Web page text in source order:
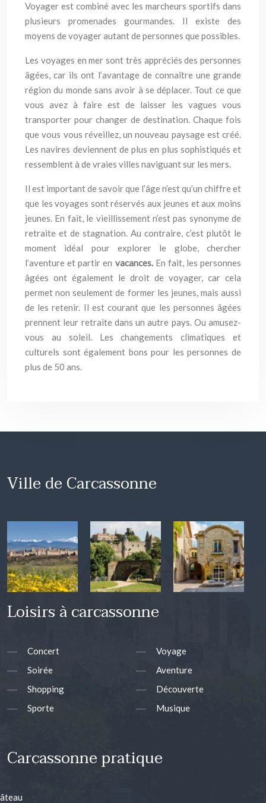
Voyager est combiné avec les marcheurs sportifs dans
plusieurs promenades gourmandes. Il existe des
moyens de voyager autant de personnes que possibles.
Les voyages en mer sont très appréciés des personnes
âgées, car ils ont l’avantage de connaître une grande
région du monde sans avoir à se déplacer. Tout ce que
vous avez à faire est de laisser les vagues vous
transporter pour changer de destination. Chaque fois
que vous vous réveillez, un nouveau paysage est créé.
Les navires deviennent de plus en plus sophistiqués et
ressemblent à de vraies villes naviguant sur les mers.
Il est important de savoir que l’âge n’est qu’un chiffre et
que les voyages sont réservés aux jeunes et aux moins
jeunes. En fait, le vieillissement n’est pas synonyme de
retraite et de stagnation. Au contraire, c’est plutôt le
moment idéal pour explorer le globe, chercher
l’aventure et partir en vacances.En fait, les personnes
âgées ont également le droit de voyager, car cela
permet non seulement de former les jeunes, mais aussi
de les retenir. Il est courant que les personnes âgées
prennent leur retraite dans un autre pays. Ou amusez-
vous au soleil. Les changements climatiques et
culturels sont également bons pour les personnes de
plus de 50 ans.
Ville de Carcassonne
Loisirs à carcassonne
Concert
Soirée
Shopping
Sporte
Voyage
Aventure
Découverte
Musique
Carcassonne pratique